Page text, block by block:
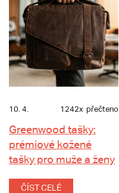
10. 4. 1242x přečteno
Greenwood tašky:
prémiové kožené
tašky pro muže a ženy
ČÍST CELÉ